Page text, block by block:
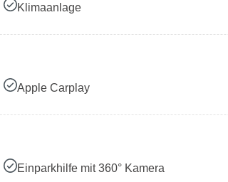
Klimaanlage
Apple Carplay
Einparkhilfe mit 360° Kamera